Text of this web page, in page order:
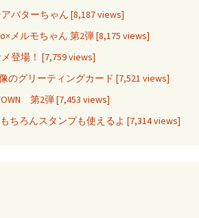
バターちゃん [8,187 views]
メルモちゃん 第2弾[8,175 views]
登場！ [7,759 views]
のグリーティングカード [7,521 views]
第2弾[7,453 views]
ちろんスタンプも使えるよ [7,314 views]